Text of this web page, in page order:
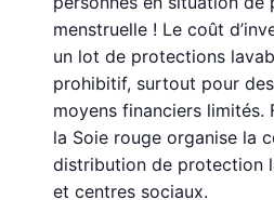
menstruelle ! Le coût
un lot de protections
prohibitif, surtout pour
moyens financiers limités.
la Soie rouge organise la
distribution de protection
et centres sociaux.